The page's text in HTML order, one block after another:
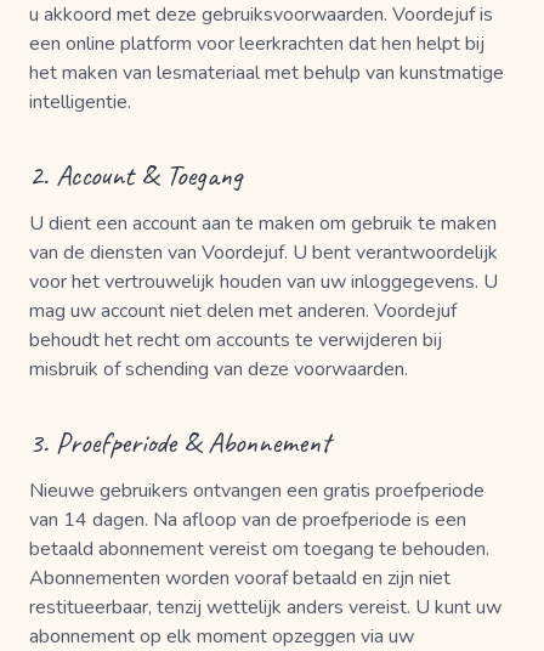
u akkoord met deze gebruiksvoorwaarden. Voordejuf is
een online platform voor leerkrachten dat hen helpt bij
het maken van lesmateriaal met behulp van kunstmatige
intelligentie.
2. Account & Toegang
U dient een account aan te maken om gebruik te maken
van de diensten van Voordejuf. U bent verantwoordelijk
voor het vertrouwelijk houden van uw inloggegevens. U
mag uw account niet delen met anderen. Voordejuf
behoudt het recht om accounts te verwijderen bij
misbruik of schending van deze voorwaarden.
3. Proefperiode & Abonnement
Nieuwe gebruikers ontvangen een gratis proefperiode
van 14 dagen. Na afloop van de proefperiode is een
betaald abonnement vereist om toegang te behouden.
Abonnementen worden vooraf betaald en zijn niet
restitueerbaar, tenzij wettelijk anders vereist. U kunt uw
abonnement op elk moment opzeggen via uw